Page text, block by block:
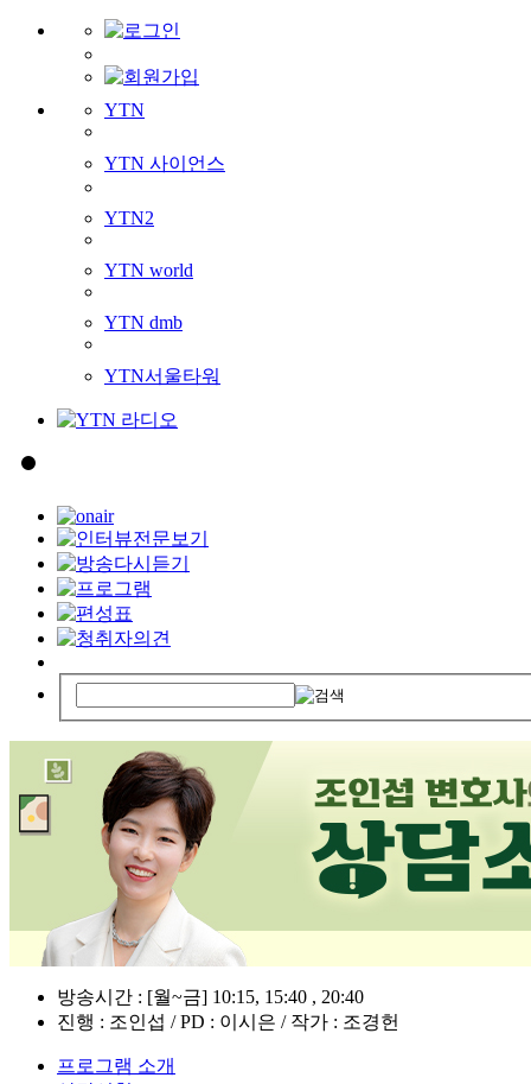
YTN
YTN 사이언스
YTN2
YTN world
YTN dmb
YTN서울타워
방송시간 : [월~금] 10:15, 15:40 , 20:40
진행 : 조인섭 / PD : 이시은 / 작가 : 조경헌
프로그램 소개